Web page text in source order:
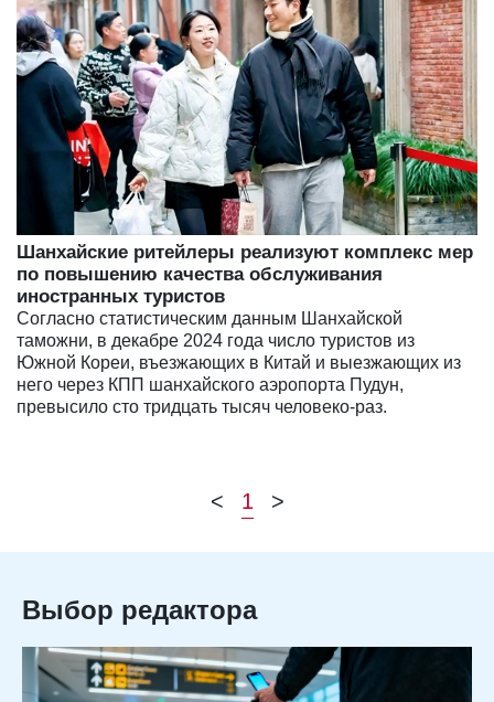
Шанхайские ритейлеры реализуют комплекс мер
по повышению качества обслуживания
иностранных туристов
Согласно статистическим данным Шанхайской
таможни, в декабре 2024 года число туристов из
Южной Кореи, въезжающих в Китай и выезжающих из
него через КПП шанхайского аэропорта Пудун,
превысило сто тридцать тысяч человеко-раз.
< 1 >
Выбор редактора